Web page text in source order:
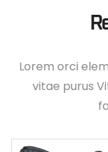
Lorem orci
vitae purus